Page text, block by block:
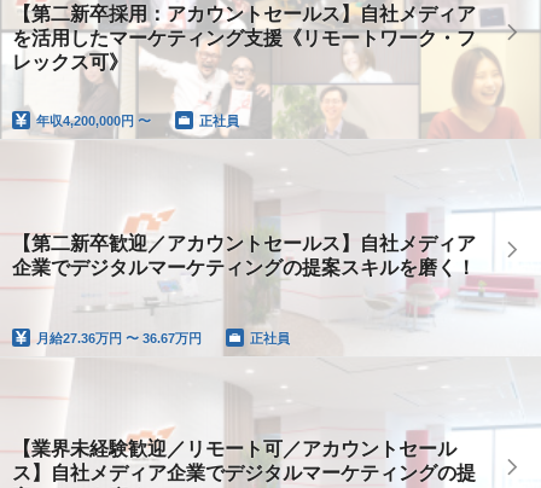
【第二新卒採用：アカウントセールス】自社メディア
を活用したマーケティング支援《リモートワーク・フ
レックス可》
年収4,200,000円 〜 正社員
【第二新卒歓迎／アカウントセールス】自社メディア
企業でデジタルマーケティングの提案スキルを磨く！
月給27.36万円 〜 36.67万円 正社員
【業界未経験歓迎／リモート可／アカウントセール
ス】自社メディア企業でデジタルマーケティングの提